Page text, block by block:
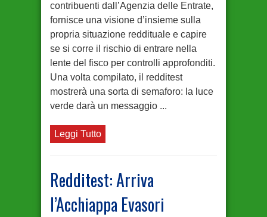
contribuenti dall’Agenzia delle Entrate,
fornisce una visione d’insieme sulla
propria situazione reddituale e capire
se si corre il rischio di entrare nella
lente del fisco per controlli approfonditi.
Una volta compilato, il redditest
mostrerà una sorta di semaforo: la luce
verde darà un messaggio ...
Leggi Tutto
Redditest: Arriva
l’Acchiappa Evasori